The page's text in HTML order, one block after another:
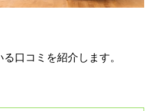
口コミを紹介します。